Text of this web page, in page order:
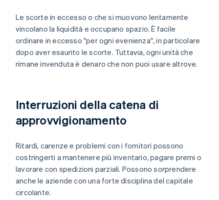
Le scorte in eccesso o che si muovono lentamente
vincolano la liquidità e occupano spazio. È facile
ordinare in eccesso "per ogni evenienza", in particolare
dopo aver esaurito le scorte. Tuttavia, ogni unità che
rimane invenduta è denaro che non puoi usare altrove.
Interruzioni della catena di
approvvigionamento
Ritardi, carenze e problemi con i fornitori possono
costringerti a mantenere più inventario, pagare premi o
lavorare con spedizioni parziali. Possono sorprendere
anche le aziende con una forte disciplina del capitale
circolante.